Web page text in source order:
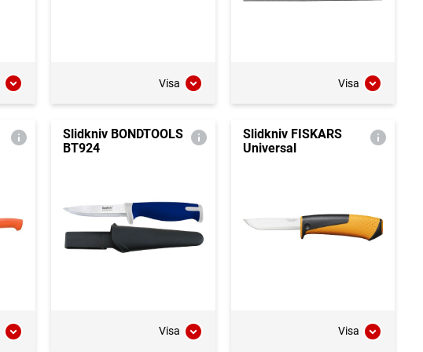
Visa Visa
Slidkniv BONDTOOLS
BT924
Visa
Slidkniv FISKARS
Universal
Visa